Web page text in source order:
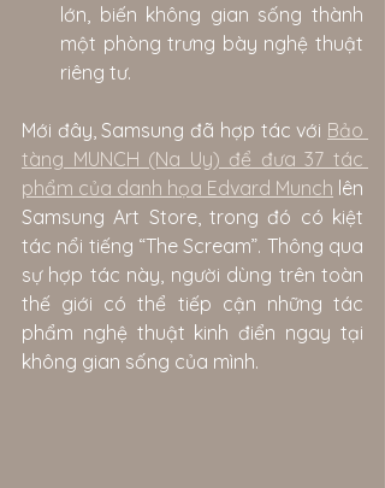
lớn, biến không gian sống thành
một phòng trưng bày nghệ thuật
riêng tư.
Mới đây, Samsung đã hợp tác với Bảo
tàng MUNCH (Na Uy) để đưa 37 tác
phẩm của danh họa Edvard Munch lên
Samsung Art Store, trong đó có kiệt
tác nổi tiếng “The Scream”. Thông qua
sự hợp tác này, người dùng trên toàn
thế giới có thể tiếp cận những tác
phẩm nghệ thuật kinh điển ngay tại
không gian sống của mình.